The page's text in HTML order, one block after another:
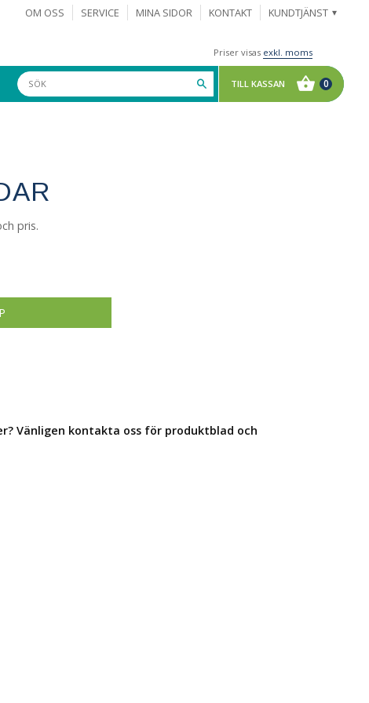
OM OSS SERVICE MINA SIDOR KONTAKT KUNDTJÄNST
Priser visas exkl. moms
pris.
Vänligen kontakta oss för produktblad och